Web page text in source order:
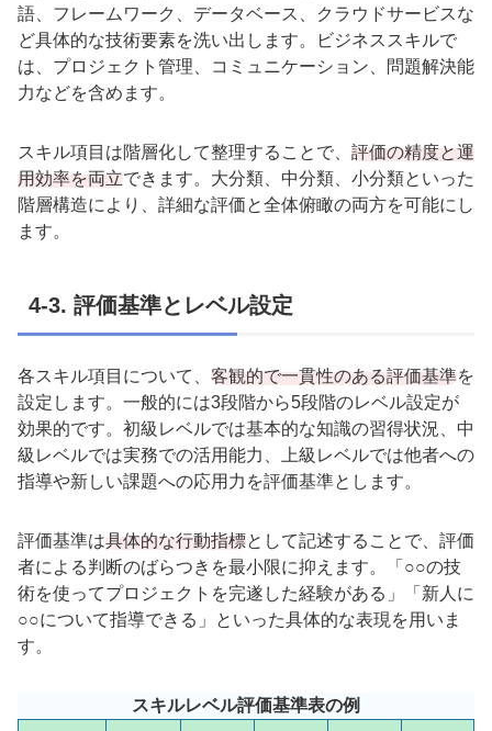
語、フレームワーク、データベース、クラウドサービスな
ど具体的な技術要素を洗い出します。ビジネススキルで
は、プロジェクト管理、コミュニケーション、問題解決能
力などを含めます。
スキル項目は階層化して整理することで、 評価の精度と運
用効率を両立できます。大分類、中分類、小分類といった
階層構造により、詳細な評価と全体俯瞰の両方を可能にし
ます。
4-3. 評価基準とレベル設定
各スキル項目について、 客観的で一貫性のある評価基準を
設定します。一般的には3段階から5段階のレベル設定が
効果的です。初級レベルでは基本的な知識の習得状況、中
級レベルでは実務での活用能力、上級レベルでは他者への
指導や新しい課題への応用力を評価基準とします。
評価基準は具体的な行動指標として記述することで、評価
者による判断のばらつきを最小限に抑えます。「○○の技
術を使ってプロジェクトを完遂した経験がある」「新人に
○○について指導できる」といった具体的な表現を用いま
す。
スキルレベル評価基準表の例